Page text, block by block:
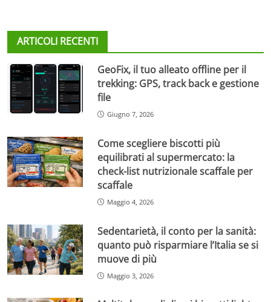
ARTICOLI RECENTI
GeoFix, il tuo alleato offline per il
trekking: GPS, track back e gestione
file
Giugno 7, 2026
Come scegliere biscotti più
equilibrati al supermercato: la
check-list nutrizionale scaffale per
scaffale
Maggio 4, 2026
Sedentarietà, il conto per la sanità:
quanto può risparmiare l’Italia se si
muove di più
Maggio 3, 2026